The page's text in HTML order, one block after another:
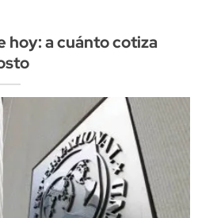
hoy: a cuánto cotiza